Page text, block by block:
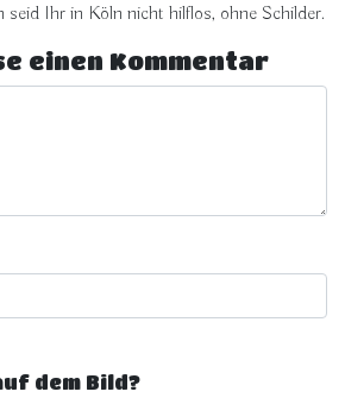
Ihr in Köln nicht hilflos, ohne Schilder.
einen Kommentar
dem Bild?